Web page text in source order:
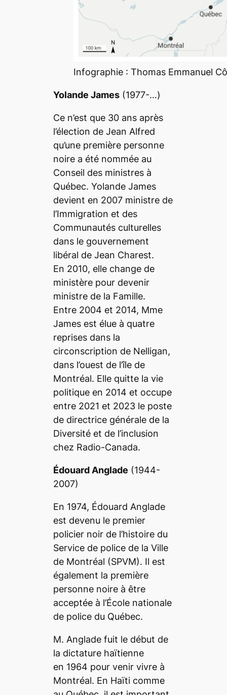
Infographie : Thomas Emmanuel
Yolande James(1977-…)
Ce n’est que 30 ans après
l’élection de Jean Alfred
qu’une première personne
noire a été nommée au
Conseil des ministres à
Québec. Yolande James
devient en 2007 ministre de
l’Immigration et des
Communautés culturelles
dans le gouvernement
libéral de Jean Charest.
En 2010, elle change de
ministère pour devenir
ministre de la Famille.
Entre 2004 et 2014, Mme
James est élue à quatre
reprises dans la
circonscription de Nelligan,
dans l’ouest de l’île de
Montréal. Elle quitte la vie
politique en 2014 et occupe
entre 2021 et 2023 le poste
de directrice générale de la
Diversité et de l’inclusion
chez Radio-Canada.
Édouard Anglade (1944-
2007)
En 1974, Édouard Anglade
est devenu le premier
policier noir de l’histoire du
Service de police de la Ville
de Montréal (SPVM). Il est
également la première
personne noire à être
acceptée à l’École nationale
de police du Québec.
M. Anglade fuit le début de
la dictature haïtienne
en 1964 pour venir vivre à
Montréal. En Haïti comme